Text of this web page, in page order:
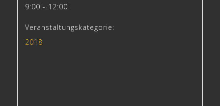
9:00 - 12:00
Veranstaltungskategorie:
2018